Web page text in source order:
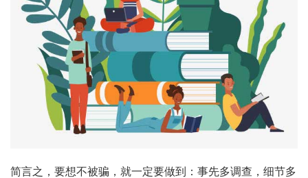
简言之，要想不被骗，就一定要做到：事先多调查，细节多